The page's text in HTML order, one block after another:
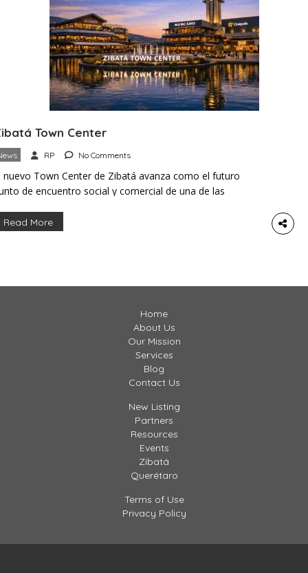
Town Center
RP No Comments
nuevo Town Center de Zibatá avanza como el futuro
de encuentro social y comercial de una de las
por la firma arquitectónica OBMI, el proyecto
Read More
Home
About Us
Our Mission
Services
Blog
Contact Us
New Listing
Partners
Resources
Events
Zibatá
Querétaro
Terms of Use
Privacy Policy